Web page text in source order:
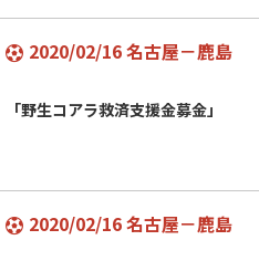
2020/02/16 名古屋－鹿島
「野生コアラ救済支援金募金」
2020/02/16 名古屋－鹿島